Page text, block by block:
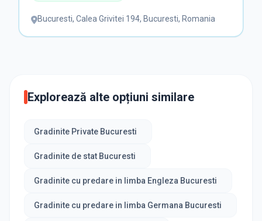
Bucuresti, Calea Grivitei 194, Bucuresti, Romania
Explorează alte opțiuni similare
Gradinite Private Bucuresti
Gradinite de stat Bucuresti
Gradinite cu predare in limba Engleza Bucuresti
Gradinite cu predare in limba Germana Bucuresti